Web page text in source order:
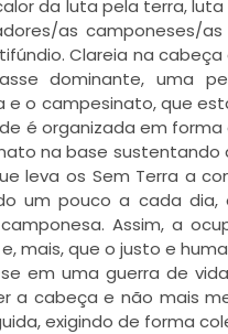
da luta pela terra,
as camponeses/
Clareia na
dominante, uma
o campesinato, que
é organizada em
na base
leva os Sem Terra a
um pouco a cada
Assim, a
mais, que o justo e
em uma guerra de
a cabeça e não mais
exigindo de forma